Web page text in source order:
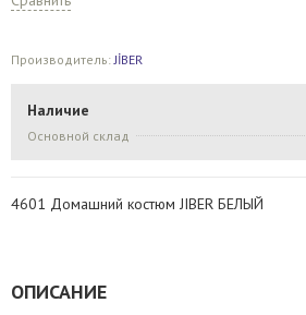
Производитель:JİBER
Наличие
Основной склад
4601 Домашний костюм JIBER БЕЛЫЙ
ОПИСАНИЕ